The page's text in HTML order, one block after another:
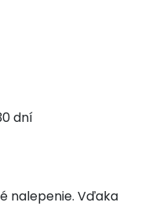
dní
nalepenie. Vďaka